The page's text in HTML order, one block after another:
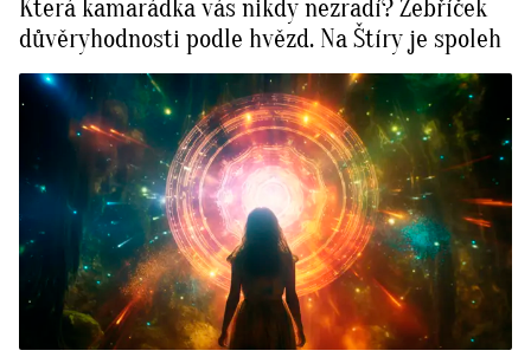
Která kamarádka vás nikdy nezradí? Žebříček
důvěryhodnosti podle hvězd. Na Štíry je spoleh